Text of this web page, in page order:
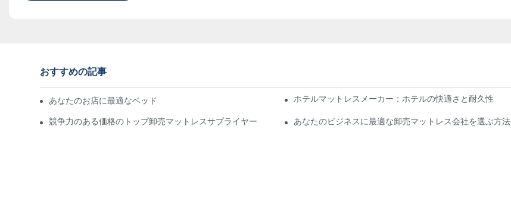
おすすめの記事
あなたのお店に最適なベッド卸売業者を見つける ホテルマットレスメーカー：ホテルの快適さと耐久性
競争力のある価格のトップ卸売マットレスサプライヤー あなたのビジネスに最適な卸売マットレス会社を選ぶ方法